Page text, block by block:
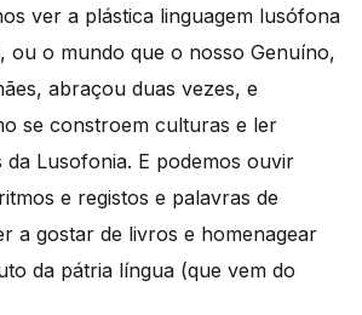
ver a plástica linguagem lusófona
ou o mundo que o nosso Genuíno,
abraçou duas vezes, e
se constroem culturas e ler
da Lusofonia. E podemos ouvir
e registos e palavras de
a gostar de livros e homenagear
da pátria língua (que vem do